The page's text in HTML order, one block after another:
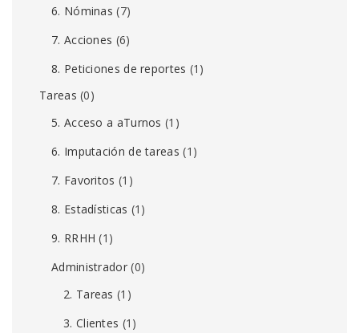
6. Nóminas (7)
7. Acciones (6)
8. Peticiones de reportes (1)
Tareas (0)
5. Acceso a aTurnos (1)
6. Imputación de tareas (1)
7. Favoritos (1)
8. Estadísticas (1)
9. RRHH (1)
Administrador(0)
2. Tareas (1)
3. Clientes (1)